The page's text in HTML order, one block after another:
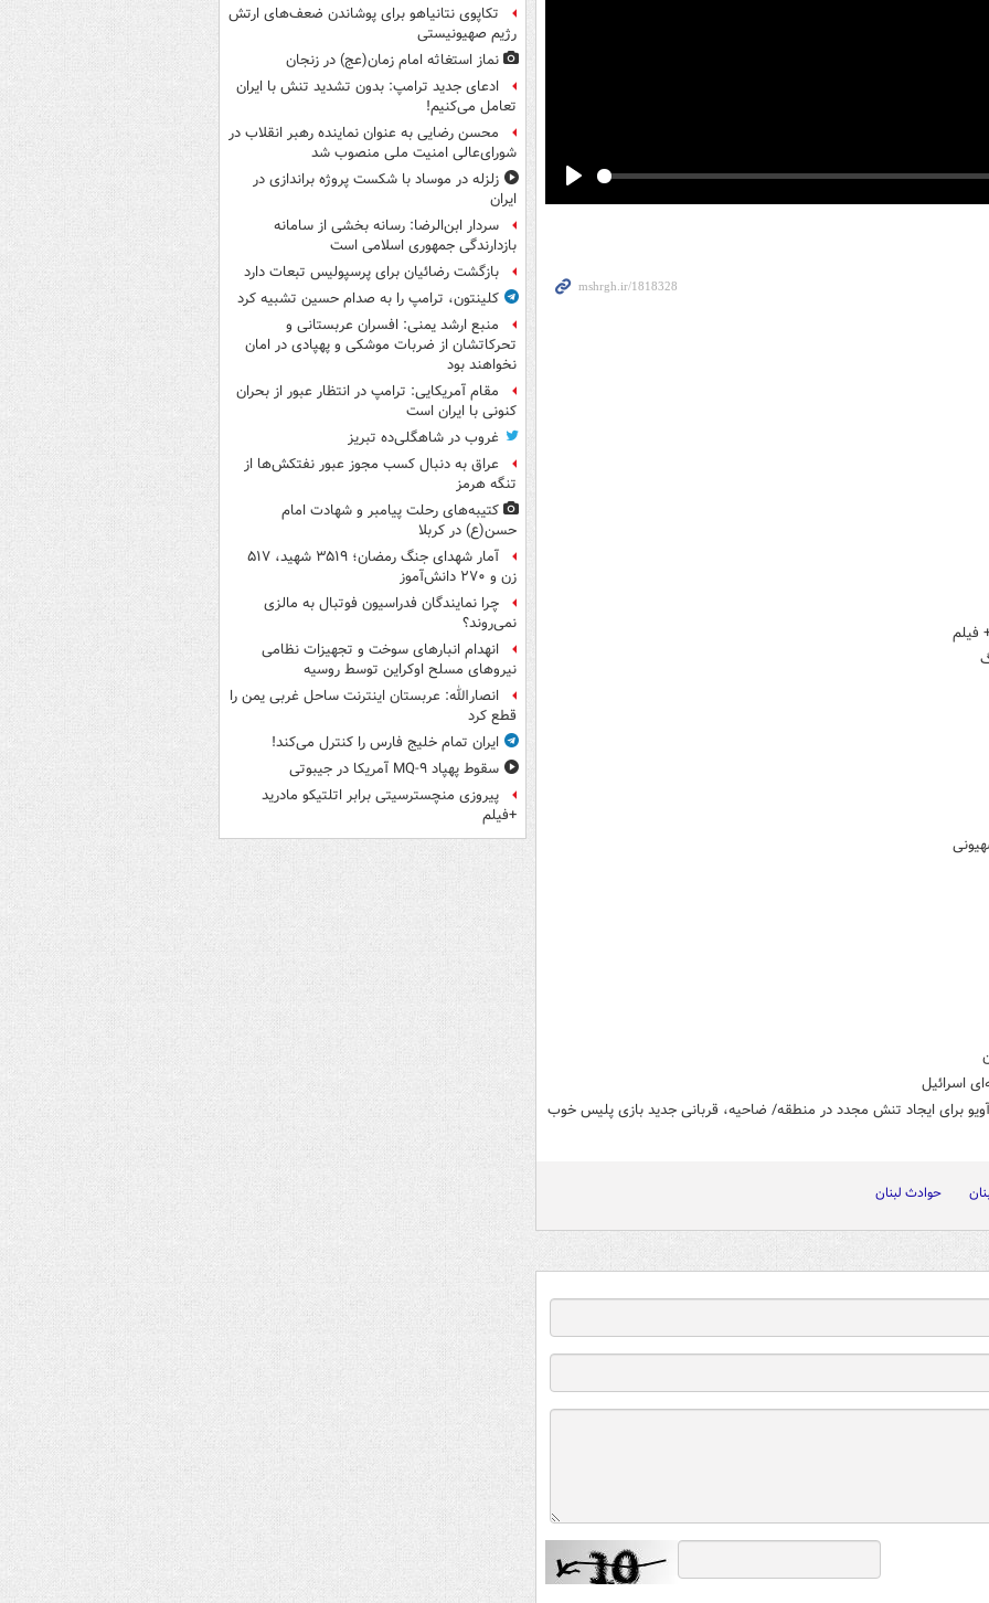
فیلم
اسرائیل
برای ایجاد تنش مجدد در منطقه/ ضاحیه، قربانی جدید بازی پلیس خوب
حوادث لبنان
تکاپوی نتانیاهو برای پوشاندن ضعف‌های ارتش
رژیم صهیونیستی
نماز استغاثه امام زمان(عج) در زنجان
ادعای جدید ترامپ: بدون تشدید تنش با ایران
تعامل می‌کنیم!
محسن رضایی به عنوان نماینده رهبر انقلاب در
شورای‌عالی امنیت ملی منصوب شد
زلزله در موساد با شکست پروژه براندازی در
ایران
سردار ابن‌الرضا: رسانه بخشی از سامانه
بازدارندگی جمهوری اسلامی است
بازگشت رضائیان برای پرسپولیس تبعات دارد
کلینتون، ترامپ را به صدام حسین تشبیه کرد
منبع ارشد یمنی: افسران عربستانی و
تحرکاتشان از ضربات موشکی و پهپادی در امان
نخواهند بود
مقام آمریکایی: ترامپ در انتظار عبور از بحران
کنونی با ایران است
غروب در شاهگلی‌ده تبریز
عراق به دنبال کسب مجوز عبور نفتکش‌ها از
تنگه هرمز
کتیبه‌های رحلت پیامبر و شهادت امام
حسن(ع) در کربلا
آمار شهدای جنگ رمضان؛ ۳۵۱۹ شهید، ۵۱۷
زن و ۲۷۰ دانش‌آموز
چرا نمایندگان فدراسیون فوتبال به مالزی
نمی‌روند؟
انهدام انبارهای سوخت و تجهیزات نظامی
نیروهای مسلح اوکراین توسط روسیه
انصارالله: عربستان اینترنت ساحل غربی یمن را
قطع کرد
ایران تمام خلیج فارس را کنترل می‌کند!
سقوط پهپاد MQ-۹ آمریکا در جیبوتی
پیروزی منچسترسیتی برابر اتلتیکو مادرید
+فیلم